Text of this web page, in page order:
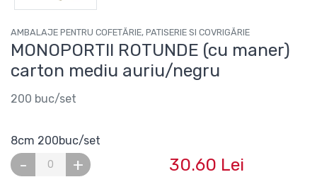
AMBALAJE PENTRU COFETĂRIE, PATISERIE SI COVRIGĂRIE
MONOPORTII ROTUNDE (cu maner)
carton mediu auriu/negru
200 buc/set
8cm 200buc/set
- + 30.60 Lei